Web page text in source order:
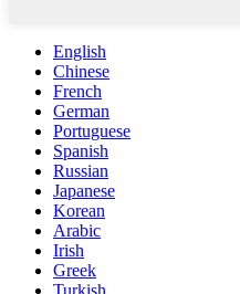
English
Chinese
French
German
Portuguese
Spanish
Russian
Japanese
Korean
Arabic
Irish
Greek
Turkish